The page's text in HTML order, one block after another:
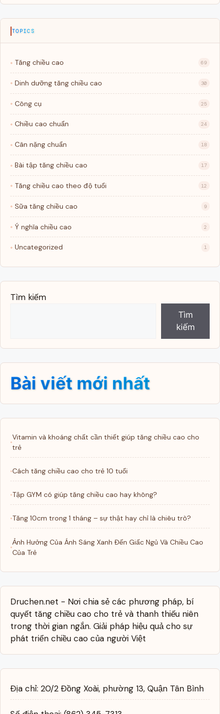
TOPICS
Tăng chiều cao 69
Dinh dưỡng tăng chiều cao 30
Công cụ 25
Chiều cao chuẩn 24
Cân nặng chuẩn 18
Bài tập tăng chiều cao 17
Tăng chiều cao theo độ tuổi 12
Sữa tăng chiều cao 9
Ý nghĩa chiều cao 2
Uncategorized 1
Tìm kiếm
Tìm
kiếm
Bài viết mới nhất
Vitamin và khoáng chất cần thiết giúp tăng chiều cao cho
trẻ
Cách tăng chiều cao cho trẻ 10 tuổi
Tập GYM có giúp tăng chiều cao hay không?
Tăng 10cm trong 1 tháng – sự thật hay chỉ là chiêu trò?
Ảnh Hưởng Của Ánh Sáng Xanh Đến Giấc Ngủ Và Chiều Cao
Của Trẻ
Druchen.net - Nơi chia sẻ các phương pháp, bí
quyết tăng chiều cao cho trẻ và thanh thiếu niên
trong thời gian ngắn. Giải pháp hiệu quả cho sự
phát triển chiều cao của người Việt
Địa chỉ: 20/2 Đồng Xoài, phường 13, Quận Tân Bình